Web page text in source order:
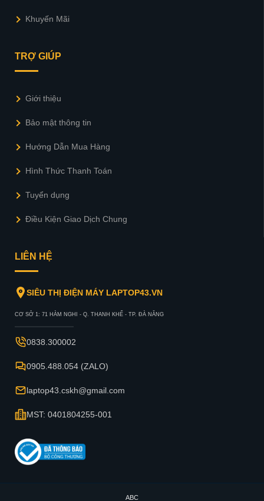
Khuyến Mãi
TRỢ GIÚP
Giới thiệu
Bảo mật thông tin
Hướng Dẫn Mua Hàng
Hình Thức Thanh Toán
Tuyển dụng
Điều Kiện Giao Dịch Chung
LIÊN HỆ
SIÊU THỊ ĐIỆN MÁY LAPTOP43.VN
CƠ SỞ 1: 71 HÀM NGHI - Q. THANH KHẾ - TP. ĐÀ NẴNG
0838.300002
0905.488.054 (ZALO)
laptop43.cskh@gmail.com
MST: 0401804255-001
ABC